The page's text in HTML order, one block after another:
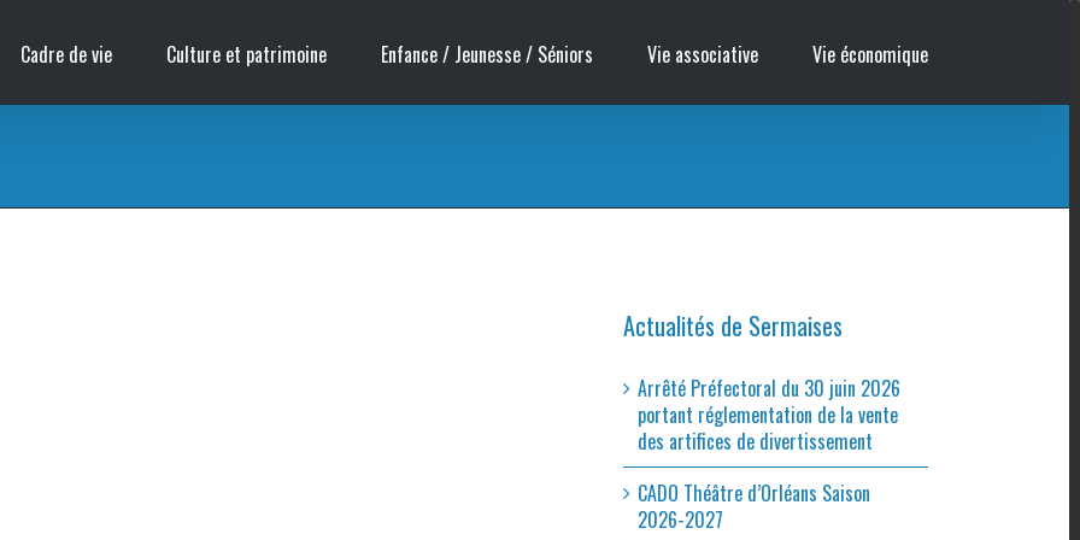
Cadre de vie Culture et patrimoine Enfance / Jeunesse / Séniors Vie associative Vie économique
Actualités de Sermaises
Arrêté Préfectoral du 30 juin 2026
portant réglementation de la vente
des artifices de divertissement
CADO Théâtre d’Orléans Saison
2026-2027